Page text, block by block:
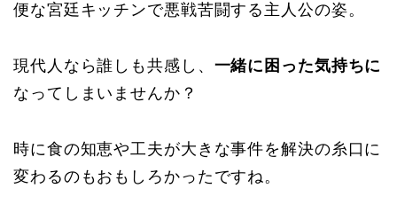
便な宮廷キッチンで悪戦苦闘する主人公の姿。
現代人なら誰しも共感し、 一緒に困った気持ちに
なってしまいませんか？
時に食の知恵や工夫が大きな事件を解決の糸口に
変わるのもおもしろかったですね。